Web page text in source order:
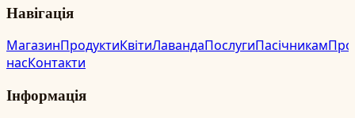
Навігація
МагазинПродуктиКвітиЛавандаПослугиПасічникамПро
насКонтакти
Інформація